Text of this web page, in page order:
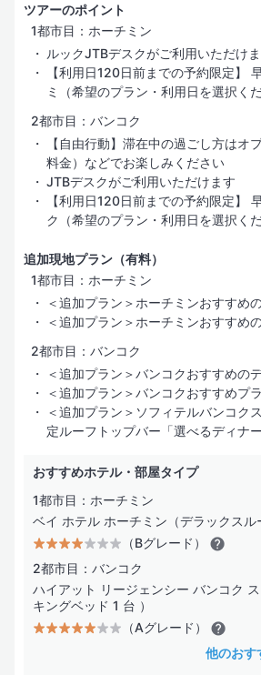
ツアーのポイント
1都市目：ホーチミン
ルックJTBデスクがご利用いただけ
【利用日120日前までの予約限定】
ミ（希望のプラン・利用日を選択くだ
2都市目：バンコク
【自由行動】滞在中の過ごし方はオ
料金）などでお楽しみください
JTBデスクがご利用いただけます
【利用日120日前までの予約限定】
ク（希望のプラン・利用日を選択くだ
追加現地プラン（有料）
1都市目：ホーチミン
＜追加プラン＞ホーチミンおすすめ
＜追加プラン＞ホーチミンおすすめ
2都市目：バンコク
＜追加プラン＞バンコクおすすめの
＜追加プラン＞バンコクおすすめプ
＜追加プラン＞ソフィテルバンコク
定ルーフトップバー「選べるディナー
おすすめホテル・部屋タイプ
1都市目：ホーチミン
ベイ ホテル ホーチミン（デラックスル
（Bグレード）
2都市目：バンコク
ハイアット リージェンシー バンコク
キングベッド 1 台 ）
（Aグレード）
他のおす